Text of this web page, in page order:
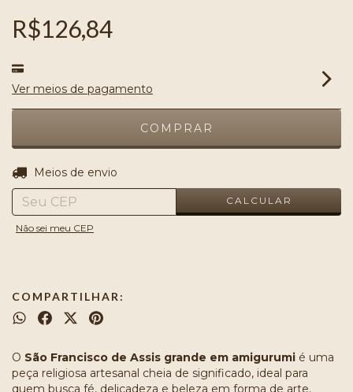
R$126,84
Ver meios de pagamento
Entregas para o CEP:
Meios de envio
CALCULAR
Não sei meu CEP
COMPARTILHAR:
O São Francisco de Assis grande em amigurumi é uma
peça religiosa artesanal cheia de significado, ideal para
quem busca fé, delicadeza e beleza em forma de arte.